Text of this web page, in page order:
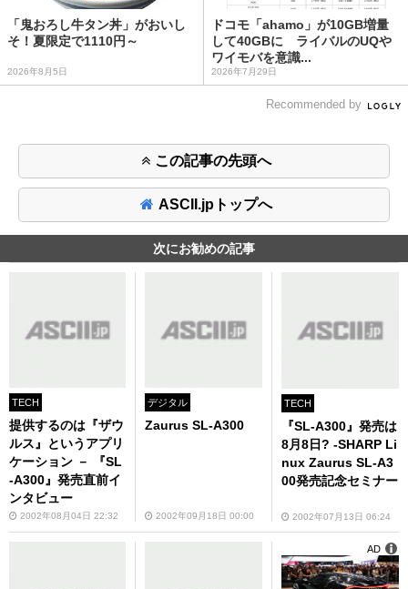
「鬼おろし牛タン丼」がおいし
そ！夏限定で1110円～
2026年8月5日
ドコモ「ahamo」が10GB増量
して40GBに ライバルのUQや
ワイモバを意識...
2026年7月29日
Recommended by
この記事の先頭へ
ASCII.jpトップへ
次にお勧めの記事
TECH
提供するのは『ザウ
ルス』というアプリ
ケーション － 『SL
-A300』発売直前イ
ンタビュー
2002年08月04日 22:32
デジタル
Zaurus SL-A300
2002年09月18日 00:00
TECH
『SL-A300』発売は
8月8日? -SHARP Li
nux Zaurus SL-A3
00発売記念セミナー
2002年07月13日 06:24
AD